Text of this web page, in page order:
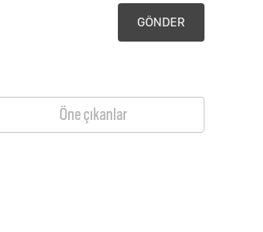
GÖNDER
Öne çıkanlar